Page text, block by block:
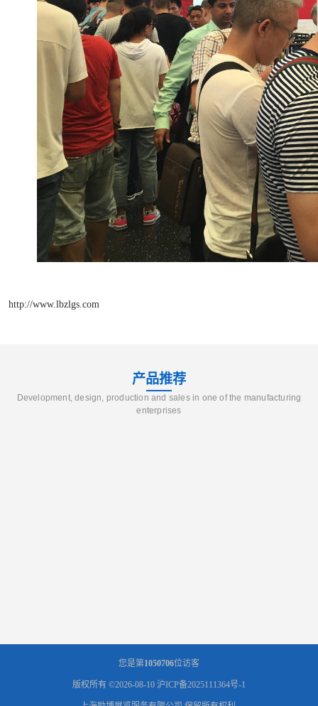
http://www.lbzlgs.com
产品推荐
Development, design, production and sales in one of the manufacturing
enterprises
您是第1050706位访客
版权所有 ©2026-08-10 沪ICP备2025111364号-1